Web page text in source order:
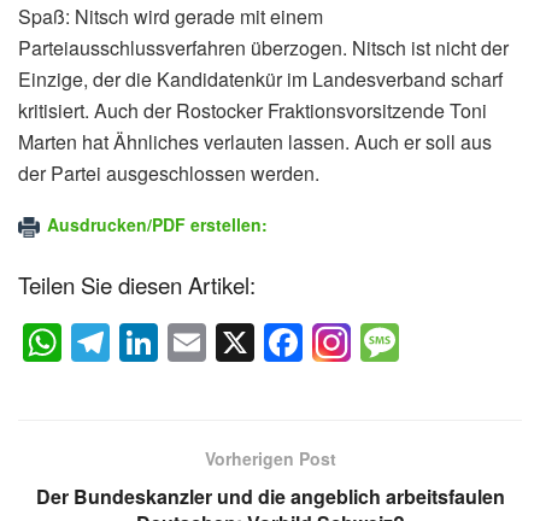
Spaß: Nitsch wird gerade mit einem
Parteiausschlussverfahren überzogen. Nitsch ist nicht der
Einzige, der die Kandidatenkür im Landesverband scharf
kritisiert. Auch der Rostocker Fraktionsvorsitzende Toni
Marten hat Ähnliches verlauten lassen. Auch er soll aus
der Partei ausgeschlossen werden.
Ausdrucken/PDF erstellen:
Teilen Sie diesen Artikel:
W
h
A
T
el
a
Li
n
dI
E
m
X F
a
e
b g
Vorherigen Post
Der Bundeskanzler und die angeblich arbeitsfaulen